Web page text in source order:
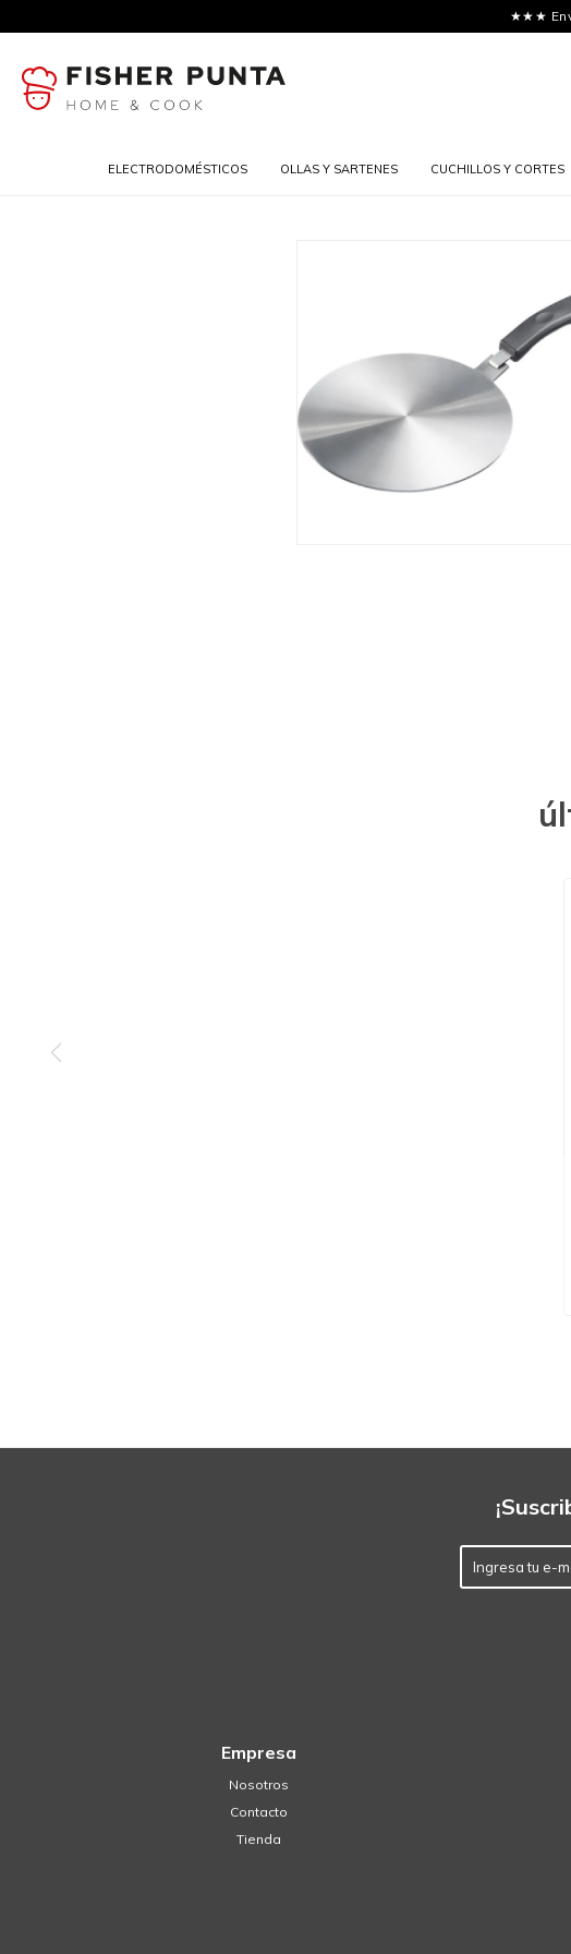
★★★
ELECTRODOMÉSTICOS OLLAS Y SARTENES CUCHILLOS Y CORTES
Empresa
Nosotros
Contacto
Tienda